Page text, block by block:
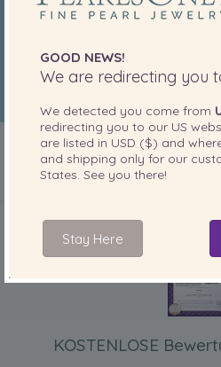
KOSTENLOSE
GOOD NEWS!
We are redirecting you
We detected you come from
redirecting you to our US
are listed in USD ($) and
and shipping only for our
States. See you there!
Stay Here